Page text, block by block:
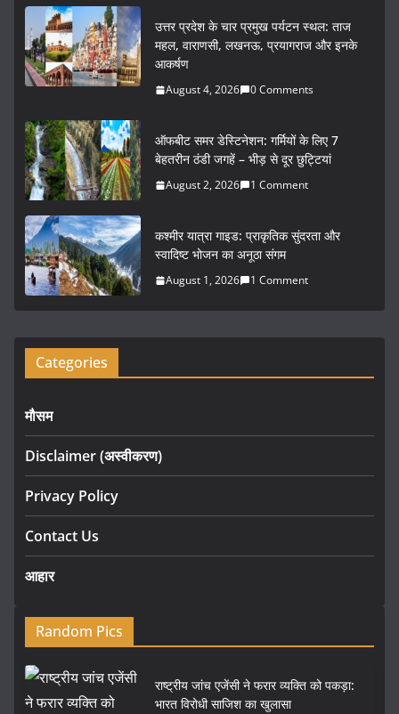
c
e
b
o
k
itt
er
ai
l
ar
e
उत्तर प्रदेश के चार प्रमुख पर्यटन स्थल: ताज
महल, वाराणसी, लखनऊ, प्रयागराज और इनके
आकर्षण
August 4, 2026 0 Comments
ऑफबीट समर डेस्टिनेशन: गर्मियों के लिए 7
बेहतरीन ठंडी जगहें – भीड़ से दूर छुट्टियां
August 2, 2026 1 Comment
कश्मीर यात्रा गाइड: प्राकृतिक सुंदरता और
स्वादिष्ट भोजन का अनूठा संगम
August 1, 2026 1 Comment
Categories
मौसम
Disclaimer (अस्वीकरण)
Privacy Policy
Contact Us
आहार
Random Pics
राष्ट्रीय जांच एजेंसी ने फरार व्यक्ति को पकड़ा:
भारत विरोधी साजिश का खुलासा